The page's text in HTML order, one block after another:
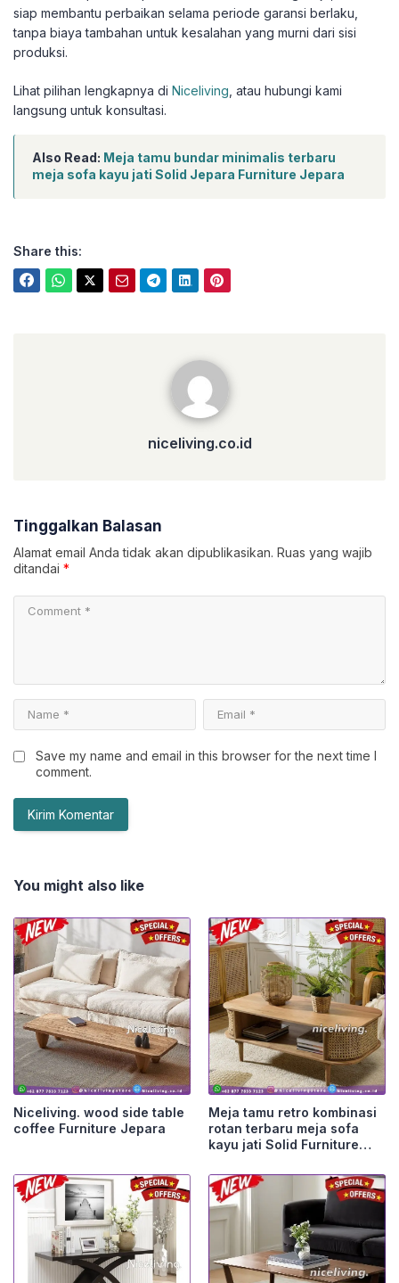
siap membantu perbaikan selama periode garansi berlaku,
tanpa biaya tambahan untuk kesalahan yang murni dari sisi
produksi.
Lihat pilihan lengkapnya di Niceliving , atau hubungi kami
langsung untuk konsultasi.
Also Read: Meja tamu bundar minimalis terbaru
meja sofa kayu jati Solid Jepara Furniture Jepara
Share this:
niceliving.co.id
Tinggalkan Balasan
Alamat email Anda tidak akan dipublikasikan. Ruas yang wajib
ditandai *
Save my name and email in this browser for the next time I
comment.
You might also like
Niceliving. wood side table
coffee Furniture Jepara
Meja tamu retro kombinasi
rotan terbaru meja sofa
kayu jati Solid Furniture